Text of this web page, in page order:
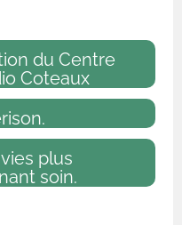
du Centre
Coteaux
plus
soin.